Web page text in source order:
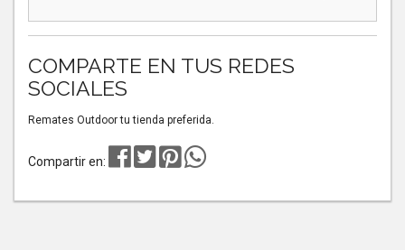
COMPARTE EN TUS REDES
SOCIALES
Remates Outdoor tu tienda preferida.
Compartir en: